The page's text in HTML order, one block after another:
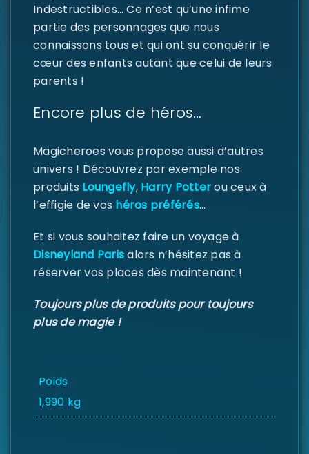
Indestructibles… Ce n’est qu’une infime
partie des personnages que nous
connaissons tous et qui ont su conquérir le
cœur des enfants autant que celui de leurs
parents !
Encore plus de héros…
Magicheroes vous propose aussi d’autres
univers ! Découvrez par exemple nos
produits Loungefly,Harry Potterou ceux à
l’effigie de vos héros préférés…
Et si vous souhaitez faire un voyage à
Disneyland Parisalors n’hésitez pas à
réserver vos places dès maintenant !
Toujours plus de produits pour toujours
plus de magie !
Poids
1,990 kg